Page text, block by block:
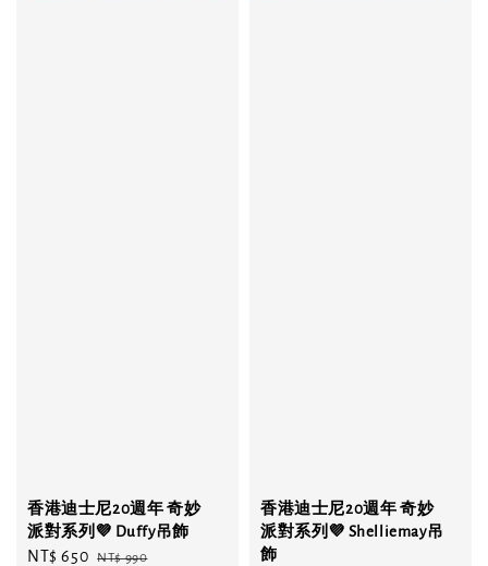
香港迪士尼20週年 奇妙
派對系列💜 Duffy吊飾
Sale
NT$ 650 Regular
NT$ 990
香港迪士尼20週年 奇妙
派對系列💜 Shelliemay吊
飾